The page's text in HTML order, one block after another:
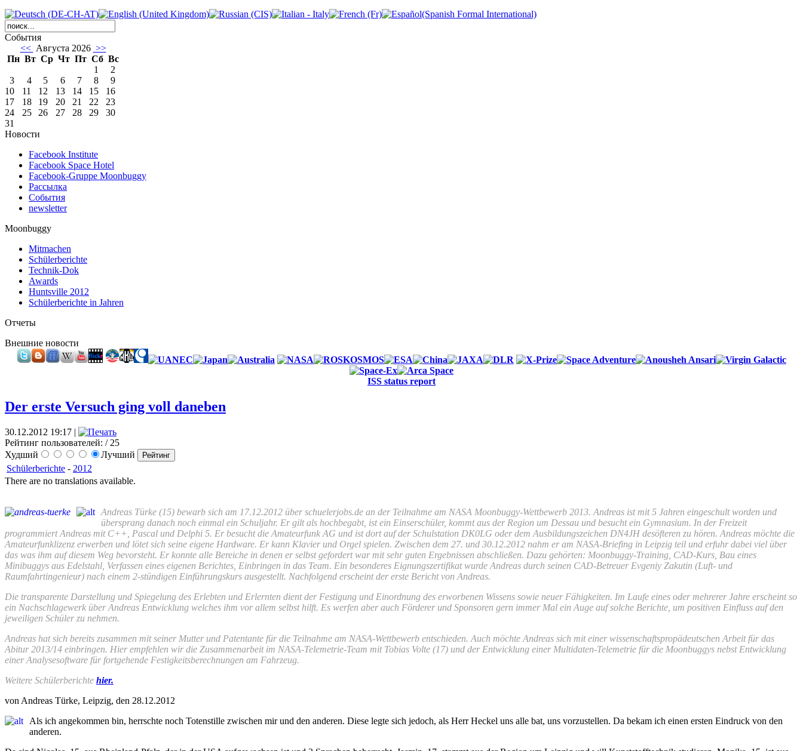
События
<< Августа 2026 >>
Пн Вт Ср Чт Пт Сб Вс
1
2
3
4 5 6 7 8
9
10
11 12 13 14 15
16
17
18 19 20 21 22
23
24
25 26 27 28 29
30
31
Новости
Facebook Institute
Facebook Space Hotel
Facebook-Gruppe Moonbuggy
Рассылка
События
newsletter
Moonbuggy
Mitmachen
Schülerberichte
Technik-Dok
Awards
Huntsville 2012
Schülerberichte in Jahren
Отчеты
Внешние новости
ISS status report
Der erste Versuch ging voll daneben
30.12.2012 19:17 |
Рейтинг пользователей: / 25
Худший
Лучший
Schülerberichte - 2012
There are no translations available.
Andreas Türke (15) bewarb sich am 17.12.2012 über schuelerjobs.de an der Teilnahme am NASA Moonbuggy-Wettbewerb 2013. Andreas ist mit 5 Jahren eingeschult worden und
übersprang danach noch einmal ein Schuljahr. Er gilt als hochbegabt, ist ein Einserschüler, kommt aus der Region um Dessau und besucht ein Gymnasium. In der Freizeit
programmiert Andreas mit C++, Pascal und Delphi 5. Er besucht die Amateurfunk AG und ist dort auf der Schulstation DK0LG oder dem Ausbildungszeichen DN4JH desöfteren zu hören. Andreas möchte die
Amateurfunklizenz erwerben und lötet sich seine eigene Hardware. Er kann Klavier und Orgel spielen. Zwischen dem 27. und 30.12.2012 nahm er am NASA-Briefing in Leipzig teil und erfuhr dabei viel über
das was ihm auf diesem Weg bevorsteht. Er konnte alle Bereiche in denen er selbst gefordert war mit sehr guten Ergebnissen abschließen. Dazu gehörten: Moonbuggy-Training, CAD-Kurs, Bau eines
Minibuggys aus Edelstahl, Verfassen eines eigenen Berichtes, Einbringen in das Team. Ein besonderes Eignungszertifikat wurde Andreas durch seinen CAD-Betreuer Evgeniy Zakutin (Luft- und
Raumfahrtingenieur) nach einem 2-stündigen Einführungskurs ausgestellt. Nachfolgend erscheint der erste Bericht von Andreas.
Die transparente Darstellung und Spiegelung des Erlebten und Erlernten dient der Festigung und Einordnung des erworbenen Wissens sowie neuer Fähigkeiten. Im Laufe eines oder mehrerer Jahre erscheint so
ein Nachschlagewerk über Andreas Entwicklung welches ihm vor allem selbst hilft. Es werfen aber auch Förderer und Sponsoren gern immer Mal ein Auge auf solche Berichte, um positiven Einfluss auf den
jeweiligen Schüler zu nehmen.
Andreas hat sich bereits zusammen mit seiner Mutter und Patentante für die Teilnahme am NASA-Wettbewerb entschieden. Auch möchte Andreas sich mit einer wissenschaftspropädeutschen Arbeit für das
Abitur 2013/14 einbringen. Hier empfehlen wir die Zusammenarbeit im NASA-Telemetrie-Team mit Tobias Volte (17) und der Entwicklung einer Multidaten-Telemetrie für die Moonbuggys nebst Entwicklung
einer Analysesoftware für fortgehende Festigkeitsberechnungen am Fahrzeug.
Weitere Schülerberichte hier.
von Andreas Türke, Leipzig, den 28.12.2012
Als ich angekommen bin, herrschte noch Totenstille zwischen mir und den anderen. Diese legte sich jedoch, als Herr Heckel uns alle bat, uns vorzustellen. Da bekam ich einen ersten Eindruck von den
anderen.